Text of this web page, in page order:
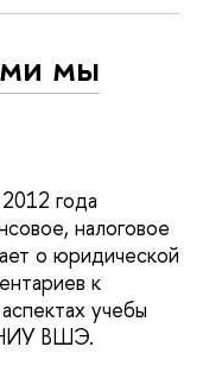
мы
года
налоговое
о юридической
к
учебы
НИУ ВШЭ.